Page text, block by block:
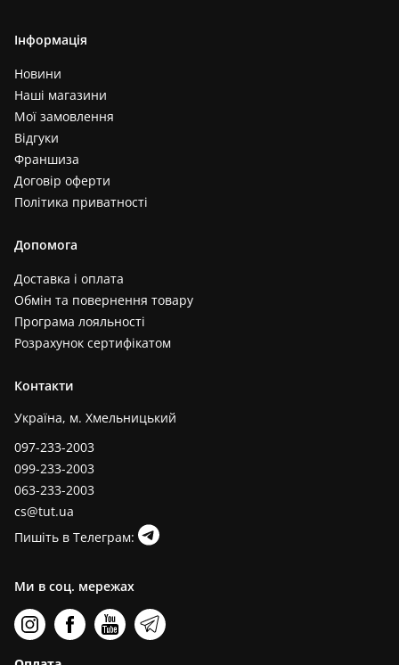
Інформація
Новини
Наші магазини
Мої замовлення
Відгуки
Франшиза
Договір оферти
Політика приватності
Допомога
Доставка і оплата
Обмін та повернення товару
Програма лояльності
Розрахунок сертифікатом
Контакти
Україна, м. Хмельницький
097-233-2003
099-233-2003
063-233-2003
cs@tut.ua
Пишіть в Телеграм:
Ми в соц. мережах